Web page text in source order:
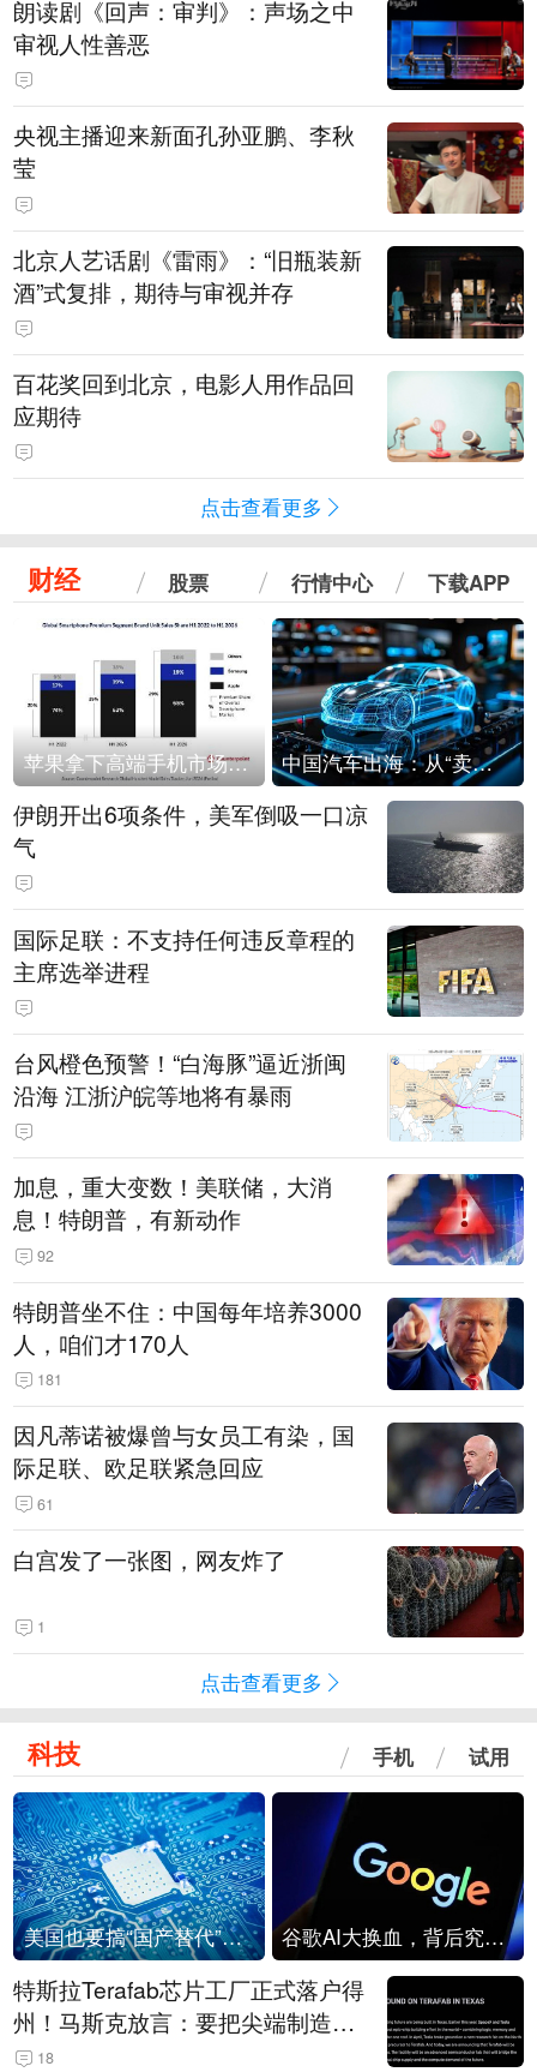
朗读剧《回声：审判》：声场之中
审视人性善恶
央视主播迎来新面孔孙亚鹏、李秋
莹
北京人艺话剧《雷雨》：“旧瓶装新
酒”式复排，期待与审视并存
百花奖回到北京，电影人用作品回
应期待
点击查看更多
财经 股票 行情中心 下载APP
苹果拿下高端手机市场65%的份额：iPhone 17系列功不可没 中国汽车出海：从“卖出去”到“走进去”
伊朗开出6项条件，美军倒吸一口凉
气
国际足联：不支持任何违反章程的
主席选举进程
台风橙色预警！“白海豚”逼近浙闽
沿海 江浙沪皖等地将有暴雨
加息，重大变数！美联储，大消
息！特朗普，有新动作
92
特朗普坐不住：中国每年培养3000
人，咱们才170人
181
因凡蒂诺被爆曾与女员工有染，国
际足联、欧足联紧急回应
61
白宫发了一张图，网友炸了
1
点击查看更多
科技 手机 试用
美国也要搞“国产替代”？先算清三笔账 谷歌AI大换血，背后究竟发生了什么？
特斯拉Terafab芯片工厂正式落户得
州！马斯克放言：要把尖端制造带
回美国
18